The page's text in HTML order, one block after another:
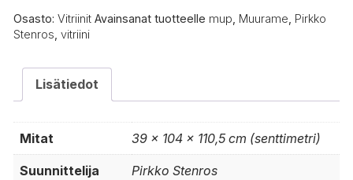
Osasto: Vitriinit Avainsanat tuotteelle mup Muurame Pirkko
Stenros vitriini
Lisätiedot
Mitat 39 × 104 × 110,5 cm (senttimetri)
Suunnittelija Pirkko Stenros